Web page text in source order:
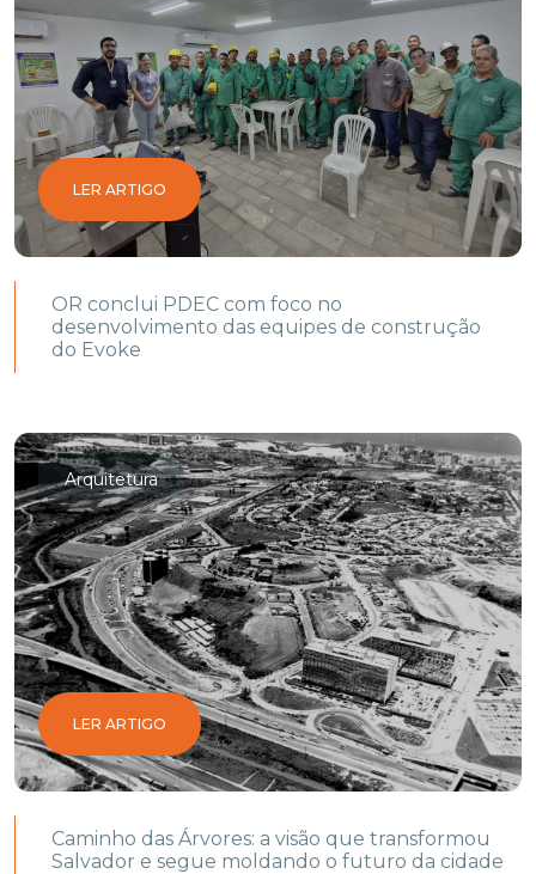
LER ARTIGO
OR conclui PDEC com foco no
desenvolvimento das equipes de construção
do Evoke
Arquitetura
LER ARTIGO
Caminho das Árvores: a visão que transformou
Salvador e segue moldando o futuro da cidade